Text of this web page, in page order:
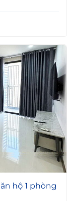
hộ 1 phòng